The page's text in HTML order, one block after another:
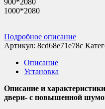
900*2080
1000*2080
Подробное описание
Артикул: 8cd68e71e78c
Описание
Установка
Описание и
двери- с повышенной